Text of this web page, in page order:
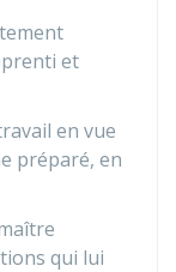
et
en vue
préparé, en
qui lui